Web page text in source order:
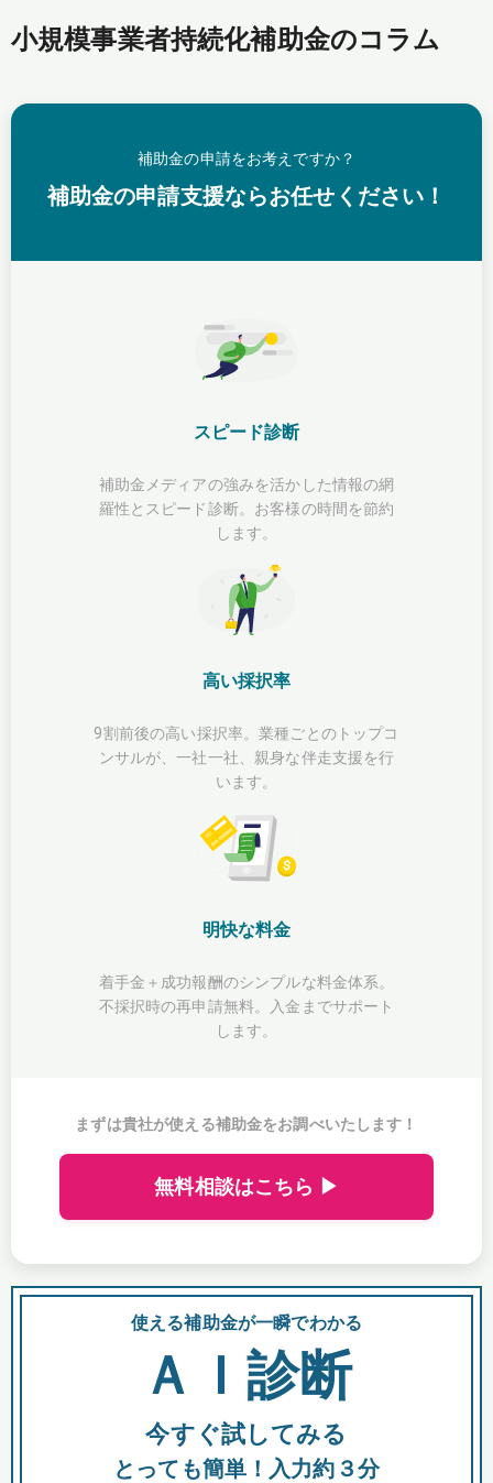
小規模事業者持続化補助金のコラム
補助金の申請をお考えですか？
補助金の申請支援ならお任せください！
スピード診断
補助金メディアの強みを活かした情報の網
羅性とスピード診断。お客様の時間を節約
します。
高い採択率
9割前後の高い採択率。業種ごとのトップコ
ンサルが、一社一社、親身な伴走支援を行
います。
明快な料金
着手金＋成功報酬のシンプルな料金体系。
不採択時の再申請無料。入金までサポート
します。
まずは貴社が使える補助金をお調べいたします！
無料相談はこちら ▶
使える補助金が一瞬でわかる
ＡＩ診断
今すぐ試してみる
とっても簡単！入力約３分